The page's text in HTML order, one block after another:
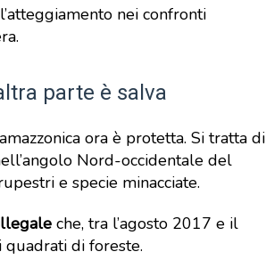
nei confronti
parte è salva
ora è protetta. Si tratta di
Nord-occidentale del
e specie minacciate.
che, tra l’agosto 2017 e il
di foreste.